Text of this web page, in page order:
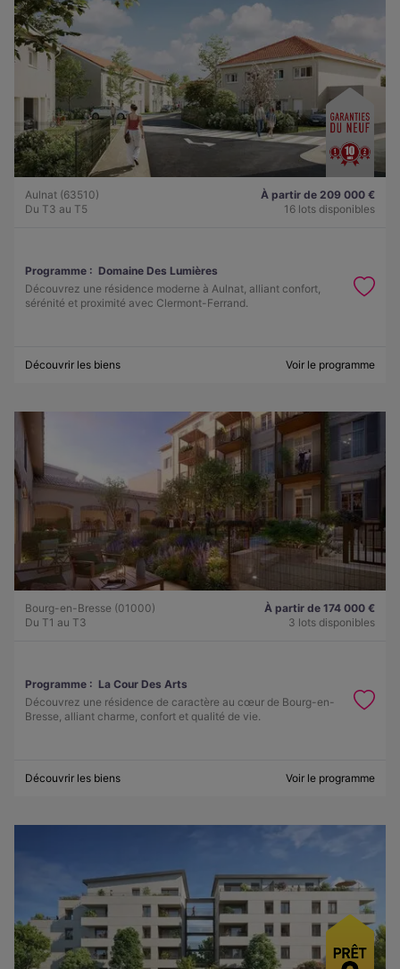
Aulnat (63510)
Du T3 au T5
À partir de 209 000 €
16 lots disponibles
Programme : Domaine Des Lumières
Découvrez une résidence moderne à Aulnat, alliant confort,
sérénité et proximité avec Clermont-Ferrand.
Découvrir les biens Voir le programme
Bourg-en-Bresse (01000)
Du T1 au T3
À partir de 174 000 €
3 lots disponibles
Programme : La Cour Des Arts
Découvrez une résidence de caractère au cœur de Bourg-en-
Bresse, alliant charme, confort et qualité de vie.
Découvrir les biens Voir le programme